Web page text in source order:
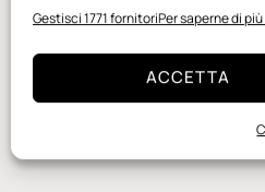
Gestisci 1771 fornitoriPer saperne di
ACCETTA